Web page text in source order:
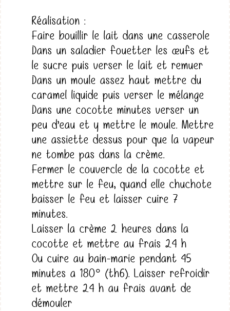
Réalisation :
Faire bouillir le lait dans une casserole
Dans un saladier fouetter les œufs et
le sucre puis verser le lait et remuer
Dans un moule assez haut mettre du
caramel liquide puis verser le mélange
Dans une cocotte minutes verser un
peu d’eau et y mettre le moule. Mettre
une assiette dessus pour que la vapeur
ne tombe pas dans la crème.
Fermer le couvercle de la cocotte et
mettre sur le feu, quand elle chuchote
baisser le feu et laisser cuire 7
minutes.
Laisser la crème 2 heures dans la
cocotte et mettre au frais 24 h
Ou cuire au bain-marie pendant 45
minutes a 180° (th6). Laisser refroidir
et mettre 24 h au frais avant de
démouler